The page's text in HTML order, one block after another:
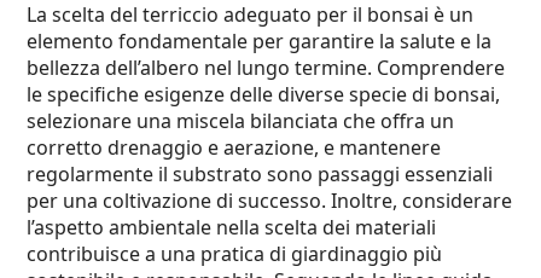
La scelta del terriccio adeguato per il bonsai è un
elemento fondamentale per garantire la salute e la
bellezza dell’albero nel lungo termine. Comprendere
le specifiche esigenze delle diverse specie di bonsai,
selezionare una miscela bilanciata che offra un
corretto drenaggio e aerazione, e mantenere
regolarmente il substrato sono passaggi essenziali
per una coltivazione di successo. Inoltre, considerare
l’aspetto ambientale nella scelta dei materiali
contribuisce a una pratica di giardinaggio più